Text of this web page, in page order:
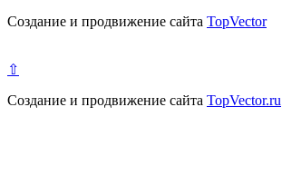
Создание и продвижение сайта TopVector
⇧
Создание и продвижение сайта TopVector.ru